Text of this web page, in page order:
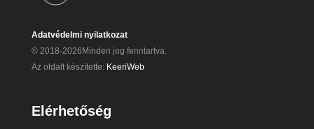
Adatvédelmi nyilatkozat
© 2018-2026Minden jog fenntartva.
Az oldalt készítette: KeeriWeb
Elérhetőség